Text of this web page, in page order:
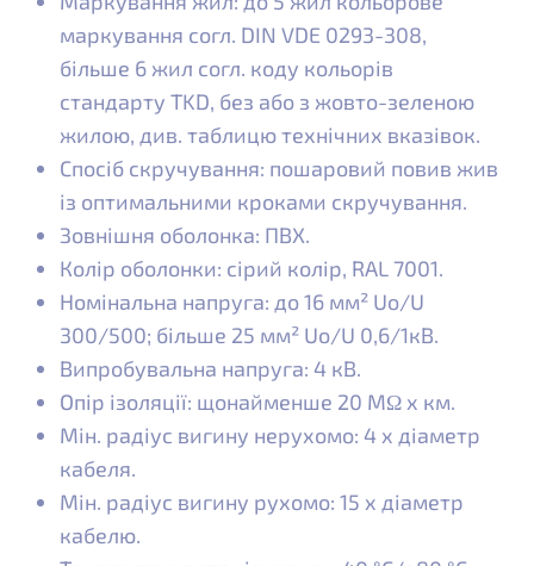
маркування согл. DIN VDE 0293-308,
більше 6 жил согл. коду кольорів
стандарту TKD, без або з жовто-зеленою
жилою, див. таблицю технічних вказівок.
Спосіб скручування: пошаровий повив жив
із оптимальними кроками скручування.
Зовнішня оболонка: ПВХ.
Колір оболонки: сірий колір, RAL 7001.
Номінальна напруга: до 16 мм² Uo/U
300/500; більше 25 мм² Uo/U 0,6/1кВ.
Випробувальна напруга: 4 кВ.
Опір ізоляції: щонайменше 20 MΩ x км.
Мін. радіус вигину нерухомо: 4 x діаметр
кабеля.
Мін. радіус вигину рухомо: 15 x діаметр
кабелю.